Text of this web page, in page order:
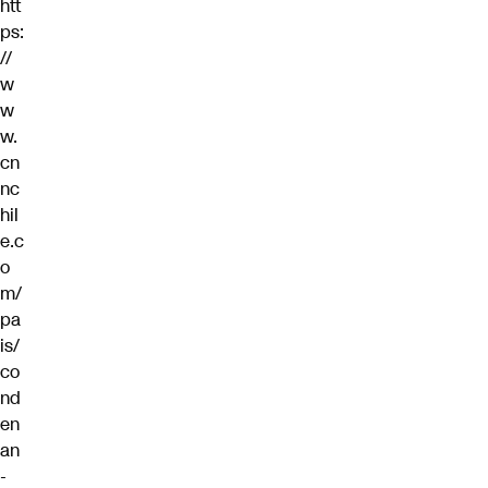
htt
ps:
//
w
w
w.
cn
nc
hil
e.c
o
m/
pa
is/
co
nd
en
an
-